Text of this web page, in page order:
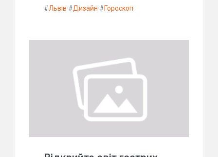
#Львів #Дизайн #Гороскоп